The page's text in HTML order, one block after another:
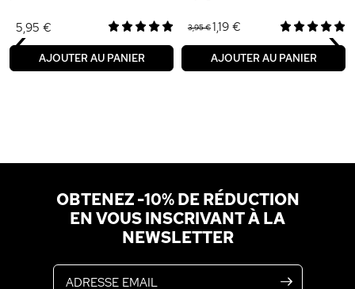
5,95 €
AJOUTER AU PANIER
3,95 €1,19 €
AJOUTER AU PANIER
‹ ›
OBTENEZ -10% DE RÉDUCTION
EN VOUS INSCRIVANT À LA
NEWSLETTER